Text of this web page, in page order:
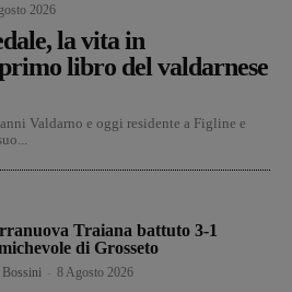
2026
la vita in
libro del valdarnese
Valdarno e oggi residente a Figline e
Traiana battuto 3-1
di Grosseto
Bossini 8 Agosto 2026